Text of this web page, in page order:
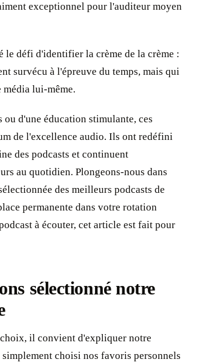
exceptionnel pour l'auditeur moyen
le défi d'identifier la crème de la crème :
survécu à l'épreuve du temps, mais qui
média lui-même.
d'une éducation stimulante, ces
de l'excellence audio. Ils ont redéfini
des podcasts et continuent
au quotidien. Plongeons-nous dans
des meilleurs podcasts de
permanente dans votre rotation
à écouter, cet article est fait pour
sélectionné notre
il convient d'expliquer notre
choisi nos favoris personnels